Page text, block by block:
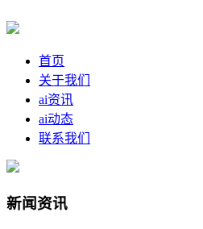
首页
关于我们
ai资讯
ai动态
联系我们
新闻资讯